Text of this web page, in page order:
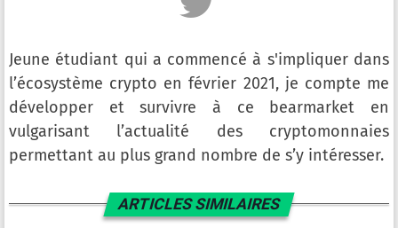
Jeune étudiant qui a commencé à s'impliquer dans
l’écosystème crypto en février 2021, je compte me
développer et survivre à ce bearmarket en
vulgarisant l’actualité des cryptomonnaies
permettant au plus grand nombre de s’y intéresser.
ARTICLES SIMILAIRES